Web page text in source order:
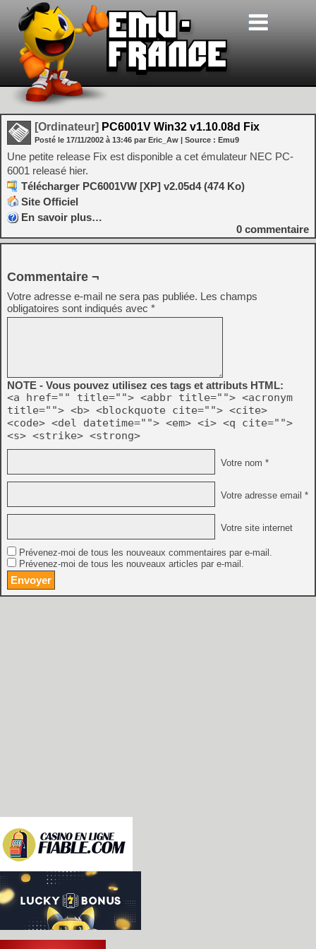
[Ordinateur] PC6001V Win32 v1.10.08d Fix
Posté le 17/11/2002 à 13:46 par Eric_Aw | Source : Emu9
Une petite release Fix est disponible a cet émulateur NEC PC-
6001 releasé hier.
Télécharger PC6001VW [XP] v2.05d4 (474 Ko)
Site Officiel
En savoir plus…
0 commentaire
Commentaire ¬
Votre adresse e-mail ne sera pas publiée. Les champs
obligatoires sont indiqués avec *
NOTE - Vous pouvez utilisez ces tags et attributs HTML:
<a href="" title=""> <abbr title=""> <acronym
title=""> <b> <blockquote cite=""> <cite>
<code> <del datetime=""> <em> <i> <q cite="">
<s> <strike> <strong>
Votre nom *
Votre adresse email *
Votre site internet
Prévenez-moi de tous les nouveaux commentaires par e-mail.
Prévenez-moi de tous les nouveaux articles par e-mail.